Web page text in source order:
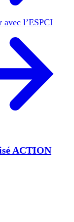
avec l’ESPCI
ACTION